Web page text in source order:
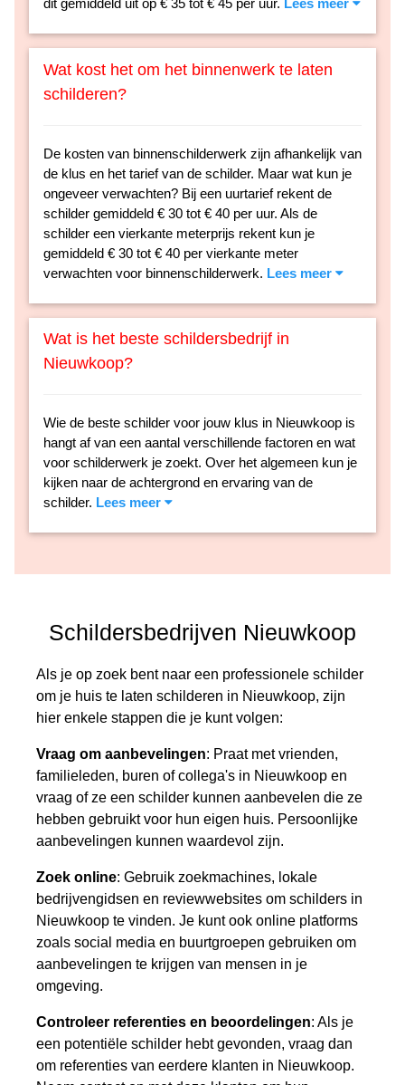
dit gemiddeld uit op € 35 tot € 45 per uur. Lees meer
Wat kost het om het binnenwerk te laten
schilderen?
De kosten van binnenschilderwerk zijn afhankelijk van
de klus en het tarief van de schilder. Maar wat kun je
ongeveer verwachten? Bij een uurtarief rekent de
schilder gemiddeld € 30 tot € 40 per uur. Als de
schilder een vierkante meterprijs rekent kun je
gemiddeld € 30 tot € 40 per vierkante meter
verwachten voor binnenschilderwerk. Lees meer
Wat is het beste schildersbedrijf in
Nieuwkoop?
Wie de beste schilder voor jouw klus in Nieuwkoop is
hangt af van een aantal verschillende factoren en wat
voor schilderwerk je zoekt. Over het algemeen kun je
kijken naar de achtergrond en ervaring van de
schilder. Lees meer
Schildersbedrijven Nieuwkoop
Als je op zoek bent naar een professionele schilder
om je huis te laten schilderen in Nieuwkoop, zijn
hier enkele stappen die je kunt volgen:
Vraag om aanbevelingen: Praat met vrienden,
familieleden, buren of collega's in Nieuwkoop en
vraag of ze een schilder kunnen aanbevelen die ze
hebben gebruikt voor hun eigen huis. Persoonlijke
aanbevelingen kunnen waardevol zijn.
Zoek online: Gebruik zoekmachines, lokale
bedrijvengidsen en reviewwebsites om schilders in
Nieuwkoop te vinden. Je kunt ook online platforms
zoals social media en buurtgroepen gebruiken om
aanbevelingen te krijgen van mensen in je
omgeving.
Controleer referenties en beoordelingen: Als je
een potentiële schilder hebt gevonden, vraag dan
om referenties van eerdere klanten in Nieuwkoop.